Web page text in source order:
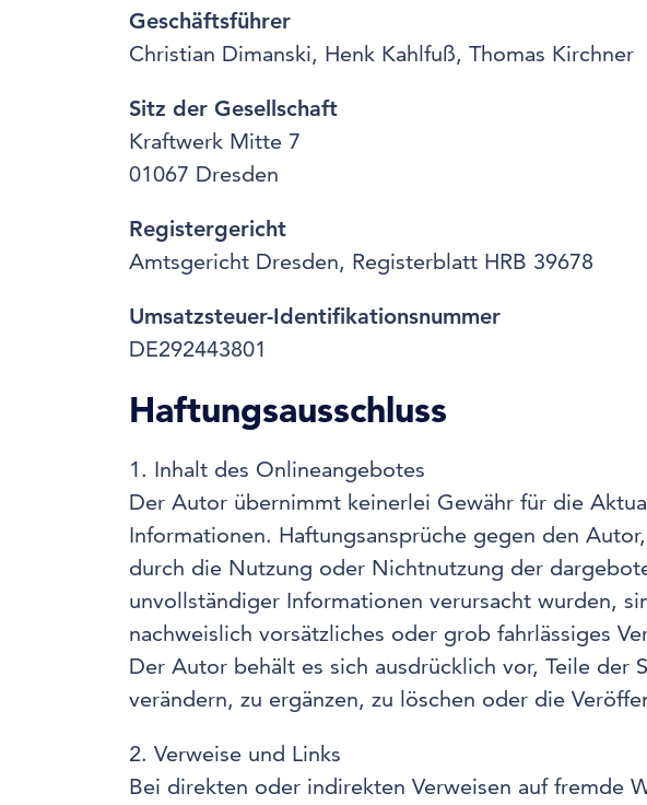
Geschäftsführer
Christian Dimanski, Henk Kahlfuß, Thomas Kirchner
Sitz der Gesellschaft
Kraftwerk Mitte 7
01067 Dresden
Registergericht
Amtsgericht Dresden, Registerblatt HRB 39678
Umsatzsteuer-Identifikationsnummer
DE292443801
Haftungsausschluss
1. Inhalt des Onlineangebotes
Der Autor übernimmt keinerlei Gewähr für die
Informationen. Haftungsansprüche gegen den
durch die Nutzung oder Nichtnutzung der
unvollständiger Informationen verursacht wurden,
nachweislich vorsätzliches oder grob fahrlässiges
Der Autor behält es sich ausdrücklich vor, Teile
verändern, zu ergänzen, zu löschen oder die
2. Verweise und Links
Bei direkten oder indirekten Verweisen auf fremde